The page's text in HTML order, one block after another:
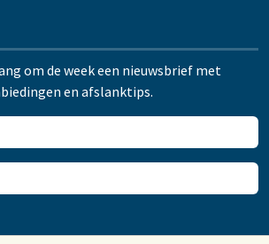
om de week een nieuwsbrief met
en afslanktips.